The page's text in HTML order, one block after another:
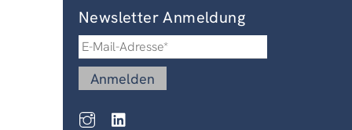
Newsletter Anmeldung